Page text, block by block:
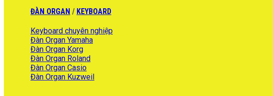
ĐÀN ORGAN / KEYBOARD
Keyboard chuyên nghiệp
Đàn Organ Yamaha
Đàn Organ Korg
Đàn Organ Roland
Đàn Organ Casio
Đàn Organ Kuzweil